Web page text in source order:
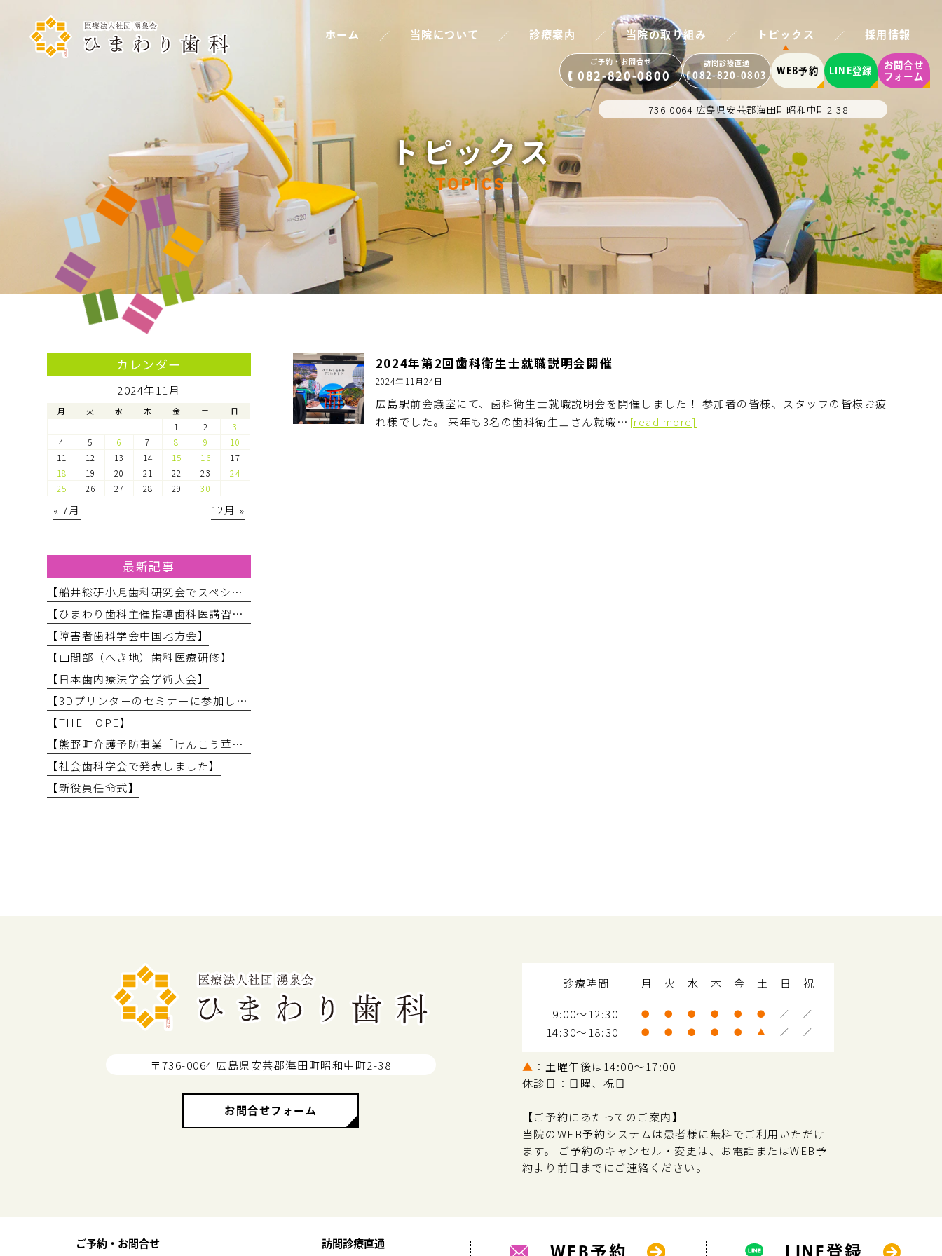
ホーム ／ 当院について ／ 診療案内 ／ 当院の取り組み ／ トピックス ／ 採用情報
ご予約・お問合せ
082-820-0800
訪問診療直通
082-820-0803
WEB予約 LINE登録
お問合せ
フォーム
〒736-0064 広島県安芸郡海田町昭和中町2-38
トピックス
TOPICS
2024年第2回歯科衛生士就職説明会開催
2024年11月24日
広島駅前会議室にて、歯科衛生士就職説明会を開催しました！ 参加者の皆様、スタッフの皆様お疲
れ様でした。 来年も3名の歯科衛生士さん就職… [read more]
カレンダー
2024年11月
月 火 水 木 金 土 日
1 2
3
4
5 6 7 8 9
10
11
12 13 14 15 16
17
18
19 20 21 22 23
24
25
26 27 28 29 30
« 7月 12月 »
最新記事
【船井総研小児歯科研究会でスペシャルニーズ対応のお話をしてきました】
【ひまわり歯科主催指導歯科医講習会】
【障害者歯科学会中国地方会】
【山間部（へき地）歯科医療研修】
【日本歯内療法学会学術大会】
【3Dプリンターのセミナーに参加しました】
【THE HOPE】
【熊野町介護予防事業「けんこう華齢教室」で講義を行いました】
【社会歯科学会で発表しました】
【新役員任命式】
〒736-0064 広島県安芸郡海田町昭和中町2-38
お問合せフォーム
診療時間 月 火 水 木 金 土 日
祝
9:00～12:30
● ● ● ● ● ● ／ ／
14:30～18:30 ● ● ● ● ● ▲ ／ ／
▲ ：土曜午後は14:00～17:00
休診日：日曜、祝日
【ご予約にあたってのご案内】
当院のWEB予約システムは患者様に無料でご利用いただけ
ます。 ご予約のキャンセル・変更は、お電話またはWEB予
約より前日までにご連絡ください。
ご予約・お問合せ 訪問診療直通 WEB予約 LINE登録